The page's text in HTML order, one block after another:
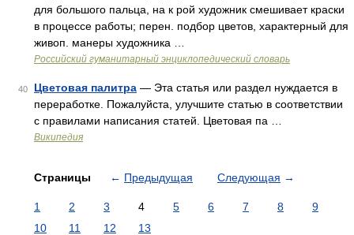
для большого пальца, на к рой художник смешивает краски
в процессе работы; перен. подбор цветов, характерный для
живоп. манеры художника …
Российский гуманитарный энциклопедический словарь
40 Цветовая палитра — Эта статья или раздел нуждается в
переработке. Пожалуйста, улучшите статью в соответствии
с правилами написания статей. Цветовая па …
Википедия
Страницы ← Предыдущая Следующая →
1 2 3 4 5 6 7 8
9
10
11 12 13